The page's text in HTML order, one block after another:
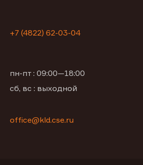
+7 (4822) 62-03-04
пн-пт : 09:00—18:00
сб, вс : выходной
office@kld.cse.ru